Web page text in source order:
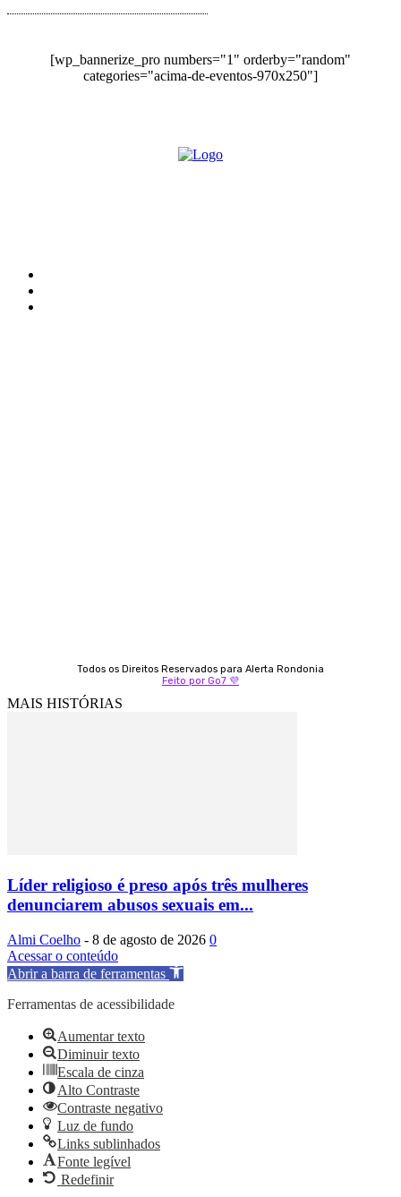
[wp_bannerize_pro numbers="1" orderby="random"
categories="acima-de-eventos-970x250"]
Todos os Direitos Reservados para Alerta Rondonia
Feito por Go7 💜
MAIS HISTÓRIAS
Líder religioso é preso após três mulheres
denunciarem abusos sexuais em...
Almi Coelho - 8 de agosto de 2026 0
Acessar o conteúdo
Abrir a barra de ferramentas
Ferramentas de acessibilidade
Aumentar texto
Diminuir texto
Escala de cinza
Alto Contraste
Contraste negativo
Luz de fundo
Links sublinhados
Fonte legível
Redefinir